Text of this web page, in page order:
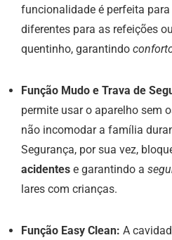
funcionalidade é perfeita
diferentes para as refeições
quentinho, garantindo
Função Mudo e Trava de
permite usar o aparelho sem
não incomodar a família
Segurança, por sua vez,
acidentes e garantindo a
lares com crianças.
Função Easy Clean: A